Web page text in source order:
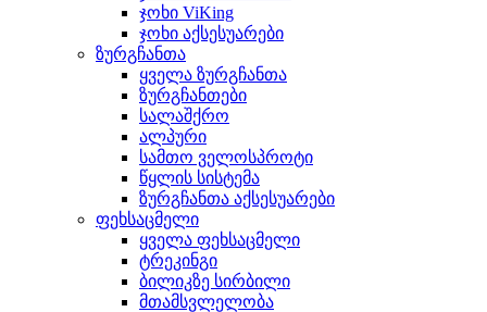
ჯოხი ViKing
ჯოხი აქსესუარები
ზურგჩანთა
ყველა ზურგჩანთა
ზურგჩანთები
სალაშქრო
ალპური
სამთო ველოსპროტი
წყლის სისტემა
ზურგჩანთა აქსესუარები
ფეხსაცმელი
ყველა ფეხსაცმელი
ტრეკინგი
ბილიკზე სირბილი
მთამსვლელობა